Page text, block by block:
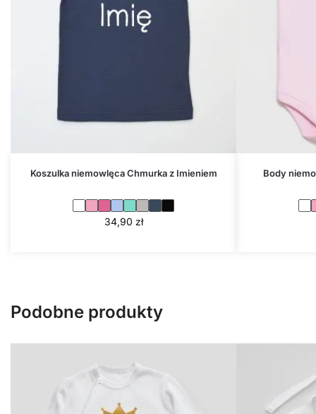
Koszulka niemowlęca Chmurka z Imieniem
34,90 zł
Body
Podobne produkty